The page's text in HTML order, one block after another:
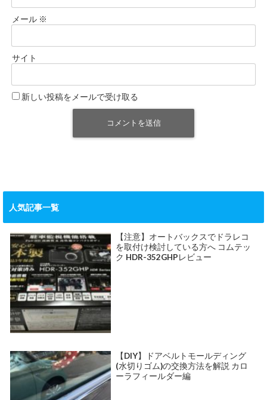
メール ※
サイト
新しい投稿をメールで受け取る
人気記事一覧
【注意】オートバックスでドラレコ
を取付け検討している方へ コムテッ
ク HDR-352GHPレビュー
【DIY】ドアベルトモールディング
(水切りゴム)の交換方法を解説 カロ
ーラフィールダー編